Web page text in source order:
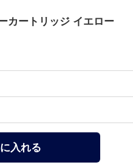
カートリッジ イエロー
入れる